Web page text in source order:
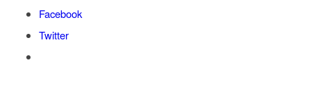
Facebook
Twitter